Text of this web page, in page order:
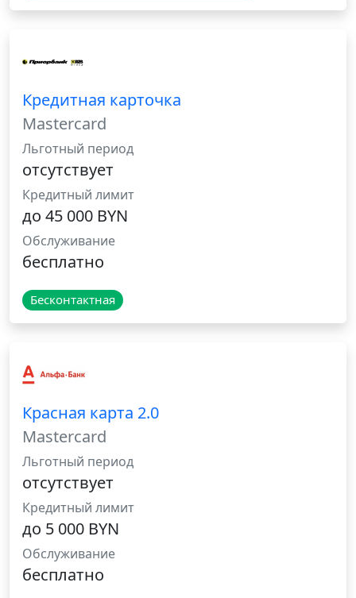
Кредитная карточка
Mastercard
Льготный период
отсутствует
Кредитный лимит
до 45 000 BYN
Обслуживание
бесплатно
Бесконтактная
Красная карта 2.0
Mastercard
Льготный период
отсутствует
Кредитный лимит
до 5 000 BYN
Обслуживание
бесплатно